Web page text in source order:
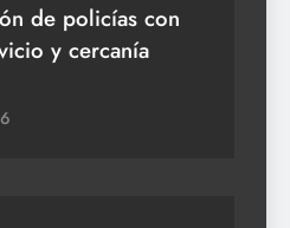
de policías con
y cercanía